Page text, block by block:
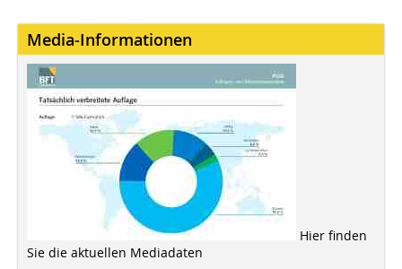
Media-Informationen
Hier finden
Sie die aktuellen Mediadaten